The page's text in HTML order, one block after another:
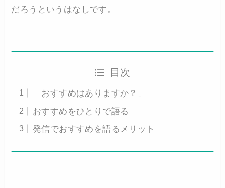
だろうというはなしです。
目次
「おすすめはありますか？」
おすすめをひとりで語る
発信でおすすめを語るメリット